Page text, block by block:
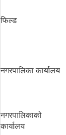
फिल्ड
नगरपालिका कार्यालय
नगरपालिकाको
कार्यालय